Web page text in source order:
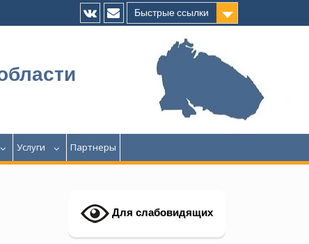
Быстрые ссылки
Услуги Партнеры
Для слабовидящих